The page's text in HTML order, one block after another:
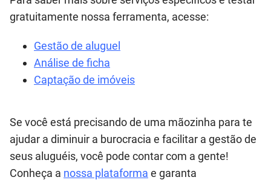
gratuitamente nossa ferramenta, acesse:
Gestão de aluguel
Análise de ficha
Captação de imóveis
Se você está precisando de uma mãozinha para te
ajudar a diminuir a burocracia e facilitar a gestão de
seus aluguéis, você pode contar com a gente!
Conheça a nossa plataforma e garanta